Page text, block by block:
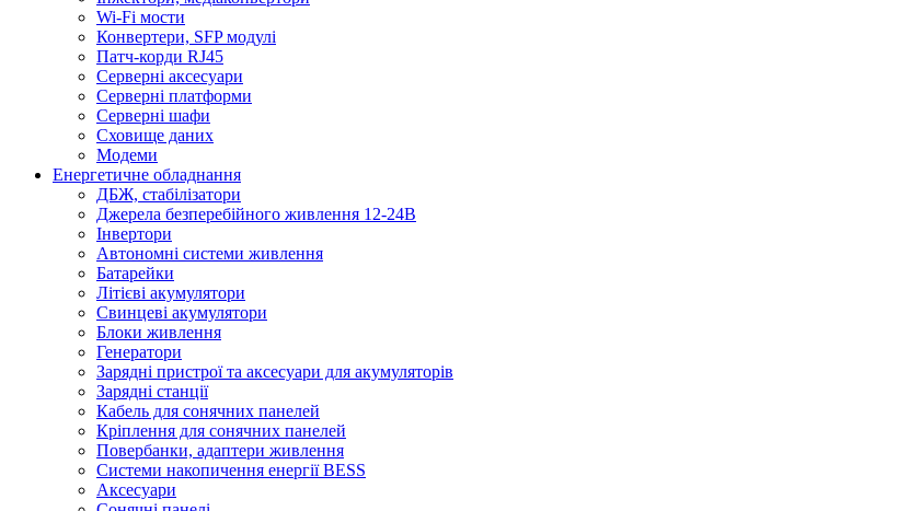
Wi-Fi мости
Конвертери, SFP модулі
Патч-корди RJ45
Серверні аксесуари
Серверні платформи
Серверні шафи
Сховище даних
Модеми
Енергетичне обладнання
ДБЖ, стабілізатори
Джерела безперебійного живлення 12-24В
Інвертори
Автономні системи живлення
Батарейки
Літієві акумулятори
Свинцеві акумулятори
Блоки живлення
Генератори
Зарядні пристрої та аксесуари для акумуляторів
Зарядні станції
Кабель для сонячних панелей
Кріплення для сонячних панелей
Повербанки, адаптери живлення
Системи накопичення енергії BESS
Аксесуари